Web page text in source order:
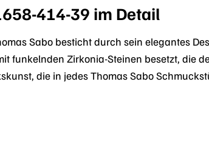
414-39 im Detail
Sabo besticht durch sein elegantes
funkelnden Zirkonia-Steinen besetzt, die
die in jedes Thomas Sabo